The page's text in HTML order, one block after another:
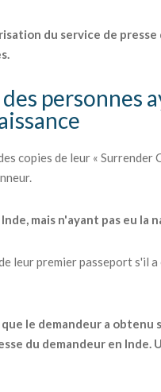
du service de
personnes
copies de leur «
mais n'ayant pas eu
leur premier passeport s'il
le demandeur a obtenu
du demandeur en